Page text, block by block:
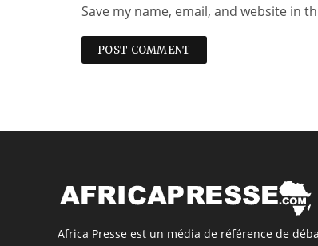
Save my name, email, and website in
Africa Presse est un média de référence de